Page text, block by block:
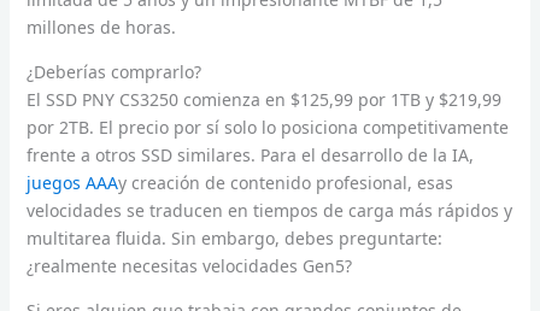
millones de horas.
¿Deberías comprarlo?
El SSD PNY CS3250 comienza en $125,99 por 1TB y $219,99
por 2TB. El precio por sí solo lo posiciona competitivamente
frente a otros SSD similares. Para el desarrollo de la IA,
juegos AAAy creación de contenido profesional, esas
velocidades se traducen en tiempos de carga más rápidos y
multitarea fluida. Sin embargo, debes preguntarte:
¿realmente necesitas velocidades Gen5?